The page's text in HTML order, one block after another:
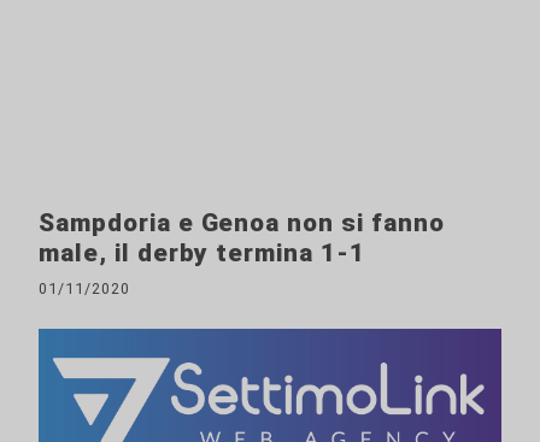
Sampdoria e Genoa non si fanno
male, il derby termina 1-1
01/11/2020